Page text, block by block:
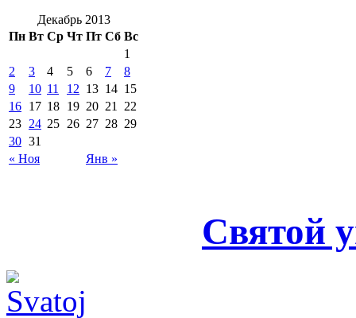
Декабрь 2013
Пн Вт Ср Чт Пт Сб Вс
« Ноя Янв »
1
2
3 4 5 6 7
8
9
10 11 12 13 14 15
16 17 18 19 20 21
22
23 24 25 26 27 28 29
30 31
Святой